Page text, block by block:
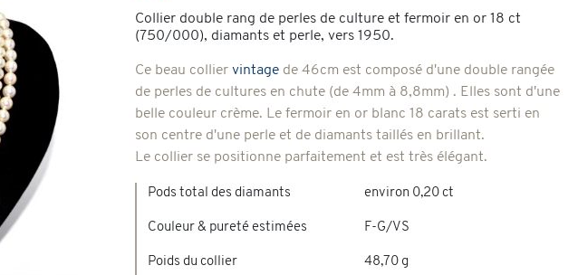
Boucles d'oreilles
Broches & autres
Colliers & Pendentifs
Nouveaux bijoux
Collier double rang de perles de culture et fermoir en or 18 ct
(750/000), diamants et perle, vers 1950.
Ce beau collier vintage de 46cm est composé d'une double rangée
de perles de cultures en chute (de 4mm à 8,8mm) . Elles sont d'une
belle couleur crème. Le fermoir en or blanc 18 carats est serti en
son centre d'une perle et de diamants taillés en brillant.
Le collier se positionne parfaitement et est très élégant.
Pods total des diamants
Couleur & pureté estimées
Poids du collier
environ 0,20 ct
F-G/VS
48,70 g